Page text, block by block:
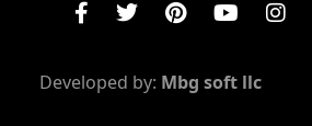
Developed by: Mbg soft llc